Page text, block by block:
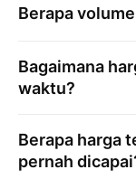
Berapa
Bagaimana
waktu?
Berapa harga
pernah